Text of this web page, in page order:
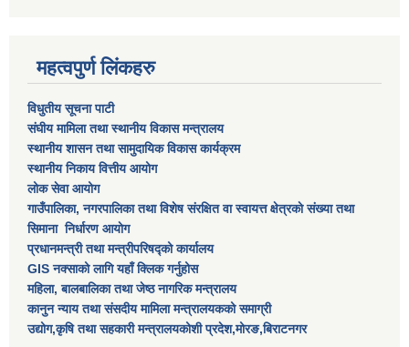
महत्वपुर्ण लिंकहरु
विधुतीय सूचना पाटी
संघीय मामिला तथा स्थानीय विकास मन्त्रालय
स्थानीय शासन तथा सामुदायिक विकास कार्यक्रम
स्थानीय निकाय वित्तीय आयोग
लोक सेवा आयोग
गाउँपालिका, नगरपालिका तथा विशेष स‌ंरक्षित वा स्वायत्त क्षेत्रकाे स‌ंख्या तथा
सिमाना निर्धारण आयाेग
प्रधानमन्त्री तथा मन्त्रीपरिषद्को कार्यालय
GIS नक्साको लागि यहाँ क्लिक गर्नुहोस
महिला, बालबालिका तथा जेष्ठ नागरिक मन्त्रालय
कानुन न्याय तथा संसदीय मामिला मन्त्रालयकको समाग्री
उद्योग,कृषि तथा सहकारी मन्त्रालयकोशी प्रदेश,मोरङ,बिराटनगर